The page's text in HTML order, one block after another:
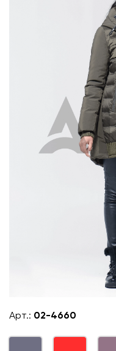
Арт.: 02-4660